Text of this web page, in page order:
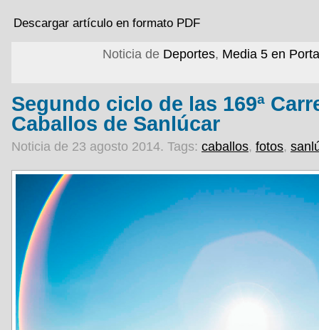
Descargar artículo en formato PDF
Noticia de Deportes, Media 5 en
Segundo ciclo de las 169ª
Caballos de Sanlúcar
Noticia de 23 agosto 2014. Tags: caballos, fotos,